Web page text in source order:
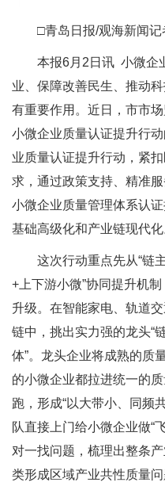
□青岛日报/观海新闻
本报6月2日讯 小微企
业、保障改善民生、推动
有重要作用。近日，市市
小微企业质量认证提升行
业质量认证提升行动，紧
求，通过政策支持、精准
小微企业质量管理体系认
基础高级化和产业链现代化
这次行动重点先从“链
+上下游小微”协同提升机
升级。在智能家电、轨道
链中，挑出实力强的龙头“
体”。龙头企业将成熟的质
的小微企业都拉进统一的
跑，形成“以大带小、同频
队直接上门给小微企业做“
对一找问题，梳理出整条
类形成区域产业共性质量